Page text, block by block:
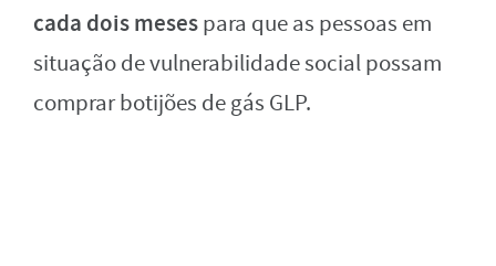
cada dois mesespara que as pessoas em
situação de vulnerabilidade social possam
comprar botijões de gás GLP.